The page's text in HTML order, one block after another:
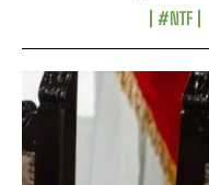
#NTF